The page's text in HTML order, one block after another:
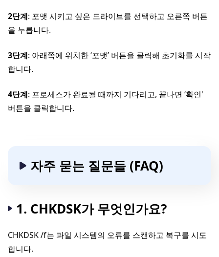
2단계: 포맷 시키고 싶은 드라이브를 선택하고 오른쪽 버튼
을 누릅니다.
3단계: 아래쪽에 위치한 ‘포맷’ 버튼을 클릭해 초기화를 시작
합니다.
4단계: 프로세스가 완료될 때까지 기다리고, 끝나면 ‘확인'
버튼을 클릭합니다.
자주 묻는 질문들 (FAQ)
1. CHKDSK가 무엇인가요?
CHKDSK /f는 파일 시스템의 오류를 스캔하고 복구를 시도
합니다.